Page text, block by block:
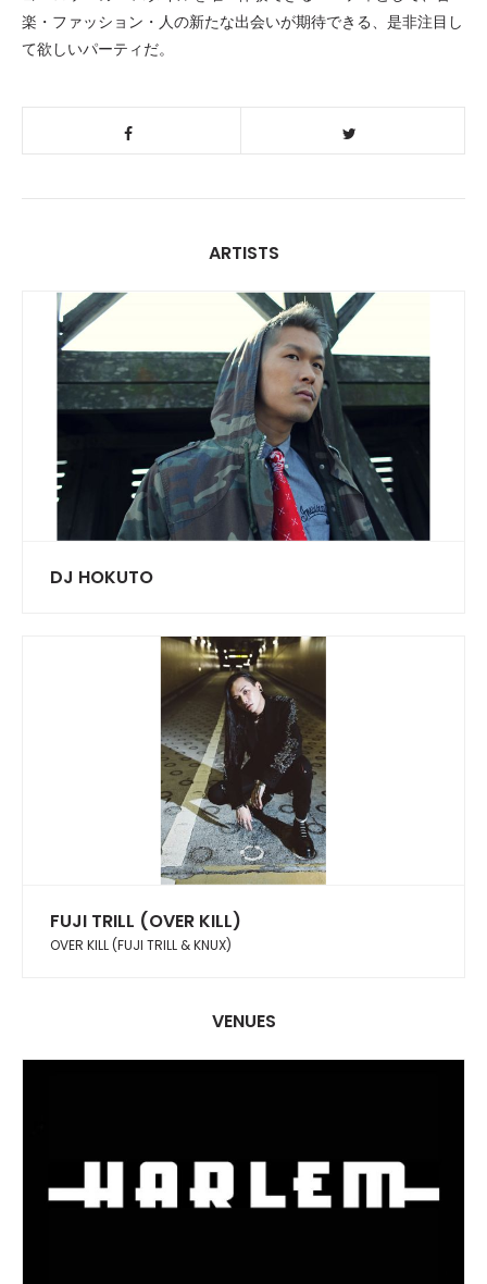
楽・ファッション・人の新たな出会いが期待できる、是非注目し
て欲しいパーティだ。
ARTISTS
DJ HOKUTO
FUJI TRILL (OVER KILL)
OVER KILL (FUJI TRILL & KNUX)
VENUES